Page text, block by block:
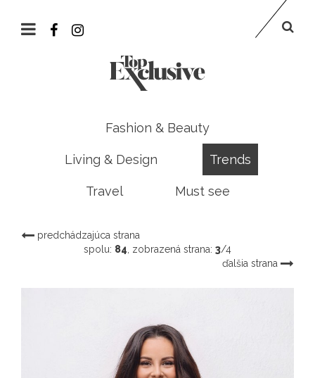
Fashion & Beauty
Living & Design Trends
Travel Must see
predchádzajúca strana
spolu: 84 , zobrazená strana: 3/4
ďalšia strana